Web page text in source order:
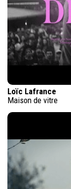
Loïc Lafrance
Maison de vitre